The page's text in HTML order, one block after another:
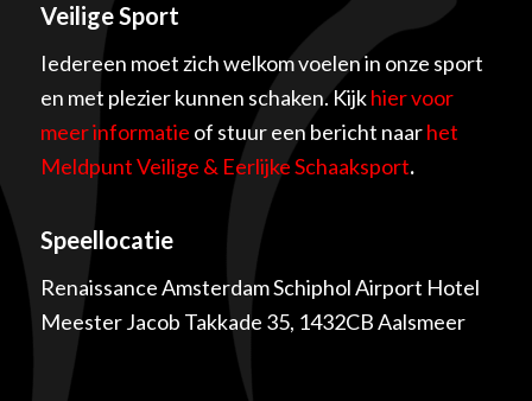
Veilige Sport
Iedereen moet zich welkom voelen in onze sport
en met plezier kunnen schaken. Kijkhier voor
meer informatie of stuur een bericht naarhet
Meldpunt Veilige & Eerlijke Schaaksport.
Speellocatie
Renaissance Amsterdam Schiphol Airport Hotel
Meester Jacob Takkade 35, 1432CB Aalsmeer